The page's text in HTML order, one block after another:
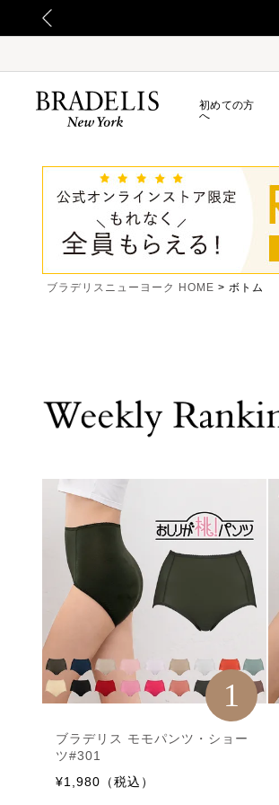
初めての方
へ
ブラデリスニューヨーク HOME ボトム
1
ブラデリス モモパンツ・ショー
ツ#301
¥1,980（税込）